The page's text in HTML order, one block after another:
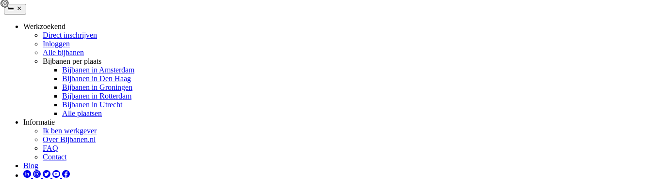
Werkzoekend
Direct inschrijven
Inloggen
Alle bijbanen
Bijbanen per plaats
Bijbanen in Amsterdam
Bijbanen in Den Haag
Bijbanen in Groningen
Bijbanen in Rotterdam
Bijbanen in Utrecht
Alle plaatsen
Informatie
Ik ben werkgever
Over Bijbanen.nl
FAQ
Contact
Blog